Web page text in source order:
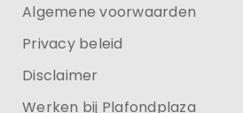
Algemene voorwaarden
Privacy beleid
Disclaimer
Werken bij Plafondplaza